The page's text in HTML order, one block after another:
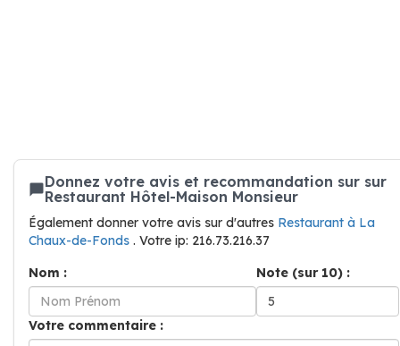
Donnez votre avis et recommandation sur sur
Restaurant Hôtel-Maison Monsieur
Également donner votre avis sur d'autres Restaurant à La
Chaux-de-Fonds . Votre ip: 216.73.216.37
Nom :
Note (sur 10) :
Votre commentaire :